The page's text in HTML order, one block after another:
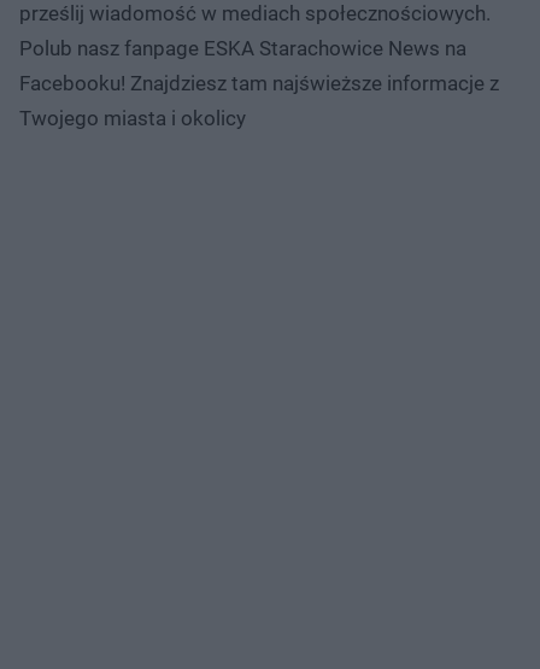
prześlij wiadomość w mediach społecznościowych.
Polub nasz fanpage ESKA Starachowice News na
Facebooku! Znajdziesz tam najświeższe informacje z
Twojego miasta i okolicy